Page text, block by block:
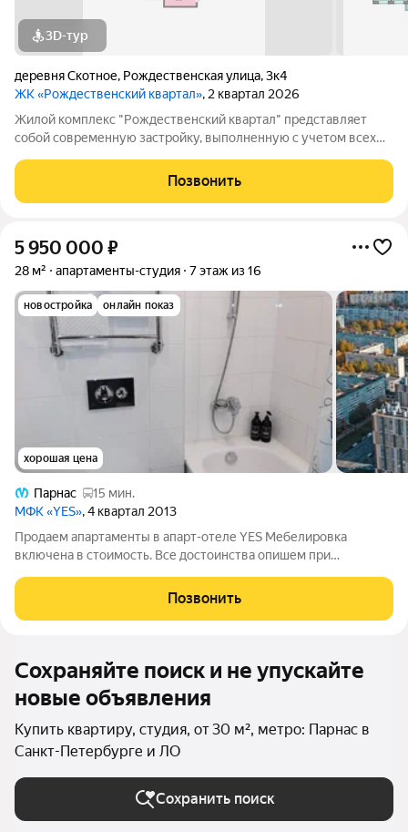
3D-тур
деревня Скотное, Рождественская улица,3к4
ЖК «Рождественский квартал», 2 квартал 2026
Жилой комплекс "Рождественский квартал" представляет
собой современную застройку, выполненную с учетом всех
с оснащенными всеми необходимыми коммуникациями и
развитой инфраструктурой. При этом,
Позвонить
5 950 000 ₽
28 м² апартаменты-студия 7 этаж из 16
новостройка онлайн показ
хорошая цена
Парнас
15 мин.
МФК «YES», 4 квартал 2013
Продаем апартаменты в апарт-отеле YES Мебелировка
включена в стоимость. Все достоинства опишем при
землю ! Наши апартаменты по площади больше основной
массы городских апартаментов что делает
Позвонить
Сохраняйте поиск и не упускайте
новые объявления
Купить квартиру, студия, от 30 м², метро: Парнас в
Санкт-Петербурге и ЛО
Сохранить поиск